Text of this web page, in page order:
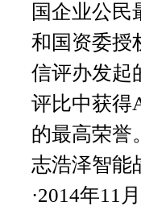
国企业公民
和国资委授
信评办发起
评比中获得
的最高荣誉
志浩泽智能
·2014年11